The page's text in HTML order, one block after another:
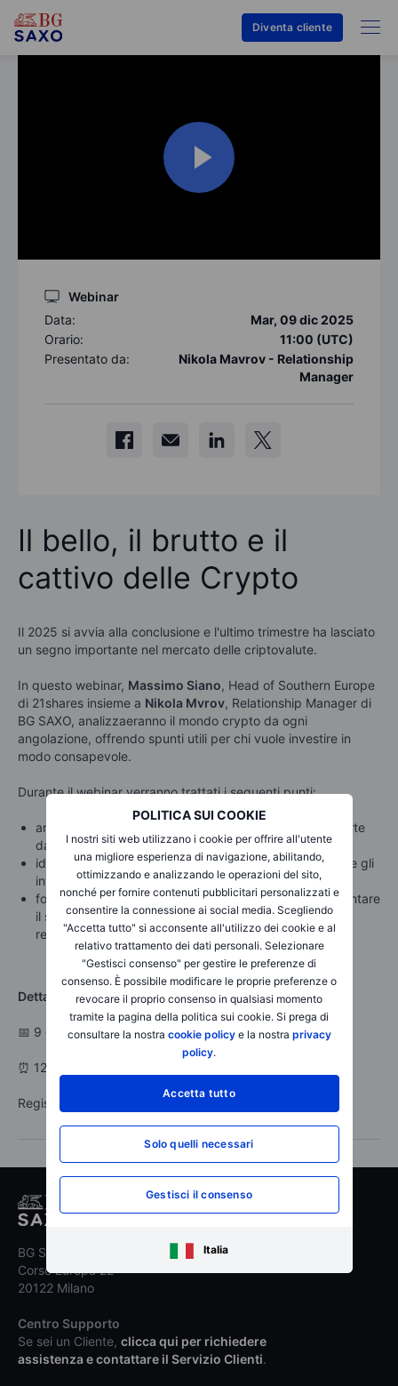
Diventa cliente
POLITICA SUI COOKIE
I nostri siti web utilizzano i cookie per offrire all'utente
una migliore esperienza di navigazione, abilitando,
ottimizzando e analizzando le operazioni del sito,
nonché per fornire contenuti pubblicitari personalizzati e
consentire la connessione ai social media. Scegliendo
"Accetta tutto" si acconsente all'utilizzo dei cookie e al
relativo trattamento dei dati personali. Selezionare
"Gestisci consenso" per gestire le preferenze di
consenso. È possibile modificare le proprie preferenze o
revocare il proprio consenso in qualsiasi momento
tramite la pagina della politica sui cookie. Si prega di
consultare la nostra cookie policye la nostra privacy
policy.
Accetta tutto
Solo quelli necessari
Gestisci il consenso
Italia
Webinar
Data:
Mar, 09 dic 2025
Orario:
11:00 (UTC)
Presentato da:
Nikola Mavrov - Relationship
Manager
Il bello, il brutto e il
cattivo delle Crypto
Il 2025 si avvia alla conclusione e l'ultimo trimestre ha lasciato
un segno importante nel mercato delle criptovalute.
In questo webinar, Massimo Siano, Head of Southern Europe
di 21shares insieme a Nikola Mvrov, Relationship Manager di
BG SAXO, analizzaeranno il mondo crypto da ogni
angolazione, offrendo spunti utili per chi vuole investire in
modo consapevole.
Durante il webinar verranno trattati i seguenti punti:
analizzeremo i reali punti di forza e le opportunità offerte
dal mercato delle criptovalute
identificheremo i principali rischi e le problematiche che gli
investitori possono incontrare
forniremo una panoramica approfondita su come affrontare
il settore delle criptovalute con consapevolezza e
responsabilità
Dettagli dell’evento
📅 9 dicembre
⏰ 12:00
Registrati ora per partecipare!
BG SAXO SIM S.p.A.
Corso Europa 22
20122 Milano
Centro Supporto
Se sei un Cliente, clicca qui per richiedere
assistenza e contattare il Servizio Clienti.